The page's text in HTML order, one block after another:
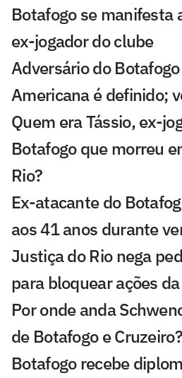
Botafogo se manifesta
ex-jogador do clube
Adversário do
Americana é definido;
Quem era Tássio, ex-
Botafogo que morreu
Rio?
Ex-atacante do
aos 41 anos durante
Justiça do Rio nega
para bloquear ações
Por onde anda
de Botafogo e Cruzeiro?
Botafogo recebe